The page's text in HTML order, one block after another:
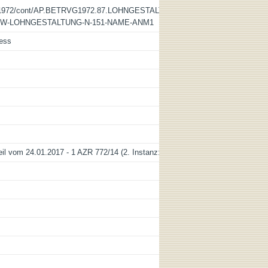
cont/AP.BETRVG1972.87.LOHNGESTALTUNG.151.htm#Y-
LOHNGESTALTUNG-N-151-NAME-ANM1
de_DE
de_DE
de_DE
de_DE
de_DE
vom 24.01.2017 - 1 AZR 772/14 (2. Instanz: LAG München)] de_DE
de_DE
de_DE
de_DE
de_DE
de_DE
de_DE